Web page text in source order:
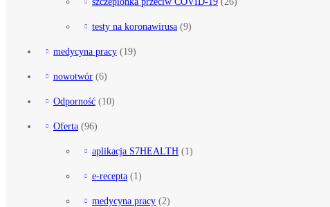
testy na koronawirusa (9)
medycyna pracy (19)
nowotwór (6)
Odporność (10)
Oferta (96)
aplikacja S7HEALTH (1)
e-recepta (1)
medycyna pracy (2)